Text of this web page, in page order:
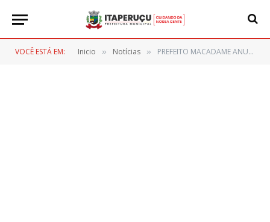
VOCÊ ESTÁ EM: Inicio » Notícias » PREFEITO MACADAME ANUNCIA R$ 1,25 MILHÃO EM INVESTIMENTOS PARA A SAÚDE